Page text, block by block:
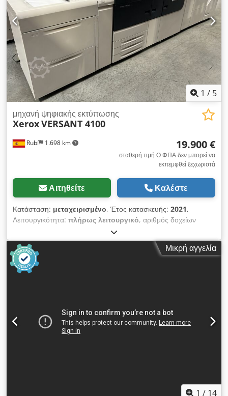
1 / 5
Rubí 1.698 km
μηχανή ψηφιακής εκτύπωσης
XeroxVERSANT 4100
19.900 €
σταθερή τιμή Ο ΦΠΑ δεν μπορεί να
εκπεμφθεί ξεχωριστά
Αιτηθείτε Καλέστε
Κατάσταση: μεταχειρισμένο, Έτος κατασκευής: 2021,
Λειτουργικότητα: πλήρως λειτουργικό, αριθμός δοχείων
, κανάλια χρώματος:4
(κουκκίδες ανά ίντσα), ελάχιστο βάρος χαρτιού:56 γρ/μ²,
μέγιστο βάρος χαρτιού:
, έτος τελευταίας
ανακατασκευής:
ΠΛΗΡΗΣ ΕΞΟΠΛΙΣΜΟΣ Μετρητής: 3,3 εκατομμύρια έγχρωμες
δημιουργίας βιβλίων Cedpsv D N Eljfx Al Sjha Κοπτικό
Μικρή αγγελία
1 / 14